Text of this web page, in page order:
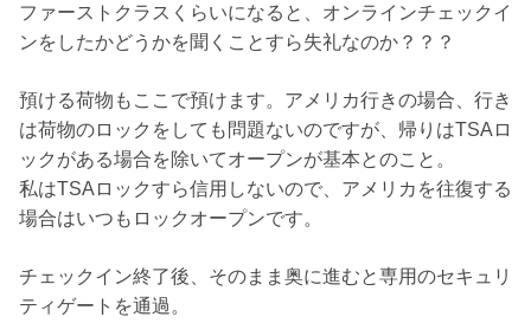
ファーストクラスくらいになると、オンラインチェックイ
ンをしたかどうかを聞くことすら失礼なのか？？？
預ける荷物もここで預けます。アメリカ行きの場合、行き
は荷物のロックをしても問題ないのですが、帰りはTSAロ
ックがある場合を除いてオープンが基本とのこと。
私はTSAロックすら信用しないので、アメリカを往復する
場合はいつもロックオープンです。
チェックイン終了後、そのまま奥に進むと専用のセキュリ
ティゲートを通過。